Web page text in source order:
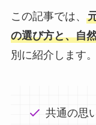
この記事では、
の選び方と、自
別に紹介します。
共通の思